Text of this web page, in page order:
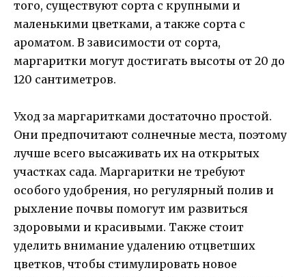
того, существуют сорта с крупными и
маленькими цветками, а также сорта с
ароматом. В зависимости от сорта,
маргаритки могут достигать высоты от 20 до
120 сантиметров.
Уход за маргаритками достаточно простой.
Они предпочитают солнечные места, поэтому
лучше всего высаживать их на открытых
участках сада. Маргаритки не требуют
особого удобрения, но регулярный полив и
рыхление почвы помогут им развиться
здоровыми и красивыми. Также стоит
уделить внимание удалению отцветших
цветков, чтобы стимулировать новое